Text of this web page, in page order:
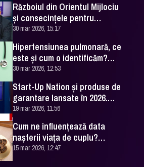
Războiul din Orientul Mijlociu
și consecințele pentru
România. Excelența Sa Ovidiu
Dranga, interviu
30 mar 2026, 15:17
Hipertensiunea pulmonară, ce
este și cum o identificăm?
Explicațiile unui medic
specialist
30 mar 2026, 12:53
Start-Up Nation și produse de
garantare lansate în 2026.
Cătălin Leonte (FNGCIMM), la
DC News
19 mar 2026, 11:56
Cum ne influențează data
nașterii viața de cuplu?
Numerologul Romeo Popescu
are explicațiile
15 mar 2026, 12:47